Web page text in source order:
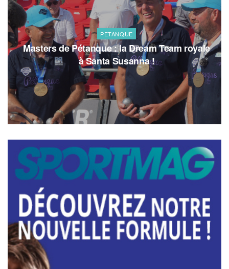
PETANQUE
Masters de Pétanque : la Dream Team royale
à Santa Susanna !